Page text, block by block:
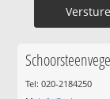
Tel: 020-2184250